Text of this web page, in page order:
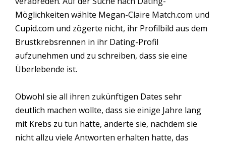
Möglichkeiten wählte Megan-Claire Match.com und
Cupid.com und zögerte nicht, ihr Profilbild aus dem
Brustkrebsrennen in ihr Dating-Profil
aufzunehmen und zu schreiben, dass sie eine
Überlebende ist.
Obwohl sie all ihren zukünftigen Dates sehr
deutlich machen wollte, dass sie einige Jahre lang
mit Krebs zu tun hatte, änderte sie, nachdem sie
nicht allzu viele Antworten erhalten hatte, das